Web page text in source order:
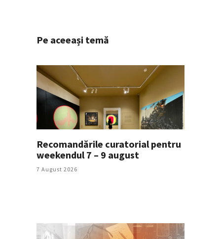
Pe aceeași temă
Recomandările curatorial pentru
weekendul 7 – 9 august
7 August 2026